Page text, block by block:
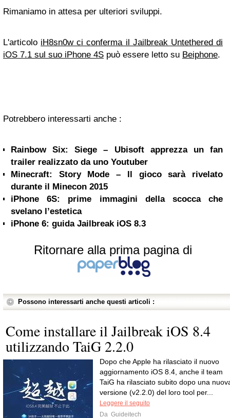
Rimaniamo in attesa per ulteriori sviluppi.
L'articolo iH8sn0w ci conferma il Jailbreak Untethered di
iOS 7.1 sul suo iPhone 4S può essere letto su Beiphone.
Potrebbero interessarti anche :
Rainbow Six: Siege – Ubisoft apprezza un fan
trailer realizzato da uno Youtuber
Minecraft: Story Mode – Il gioco sarà rivelato
durante il Minecon 2015
iPhone 6S: prime immagini della scocca che
svelano l’estetica
iPhone 6: guida Jailbreak iOS 8.3
Ritornare alla prima pagina di
Possono interessarti anche questi articoli :
Come installare il Jailbreak iOS 8.4
utilizzando TaiG 2.2.0
Dopo che Apple ha rilasciato il nuovo
aggiornamento iOS 8.4, anche il team
TaiG ha rilasciato subito dopo una
versione (v2.2.0) del loro tool per...
Leggere il seguito
Da Guideitech